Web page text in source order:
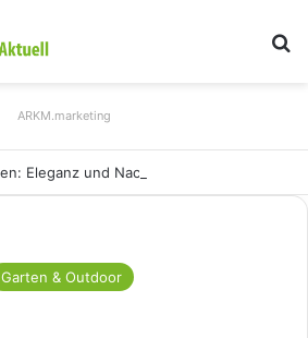
ARKM.marketing
Garten & Outdoor